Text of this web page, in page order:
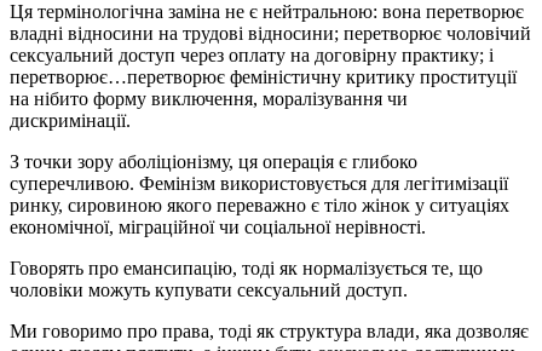
Ця термінологічна заміна не є нейтральною: вона перетворює
владні відносини на трудові відносини; перетворює чоловічий
сексуальний доступ через оплату на договірну практику; і
перетворює…перетворює феміністичну критику проституції
на нібито форму виключення, моралізування чи
дискримінації.
З точки зору аболіціонізму, ця операція є глибоко
суперечливою. Фемінізм використовується для легітимізації
ринку, сировиною якого переважно є тіло жінок у ситуаціях
економічної, міграційної чи соціальної нерівності.
Говорять про емансипацію, тоді як нормалізується те, що
чоловіки можуть купувати сексуальний доступ.
Ми говоримо про права, тоді як структура влади, яка дозволяє